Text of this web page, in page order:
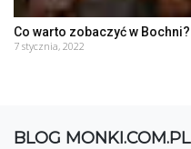
Co warto zobaczyć w Bochni?
7 stycznia, 2022
BLOG MONKI.COM.PL